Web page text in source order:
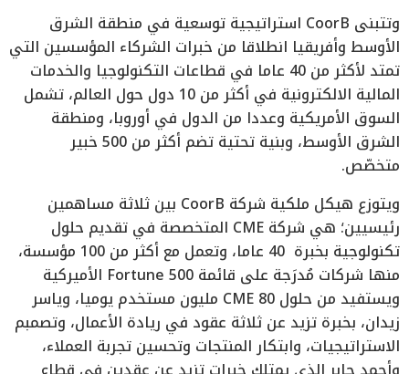
وتتبنى CoorB استراتيجية توسعية في منطقة الشرق
الأوسط وأفريقيا انطلاقا من خبرات الشركاء المؤسسين التي
تمتد لأكثر من 40 عاما في قطاعات التكنولوجيا والخدمات
المالية الالكترونية في أكثر من 10 دول حول العالم، تشمل
السوق الأمريكية وعددا من الدول في أوروبا، ومنطقة
الشرق الأوسط، وبنية تحتية تضم أكثر من 500 خبير
متخصّص.
ويتوزع هيكل ملكية شركة CoorB بين ثلاثة مساهمين
رئيسيين؛ هي شركة CME المتخصصة في تقديم حلول
تكنولوجية بخبرة 40 عاما، وتعمل مع أكثر من 100 مؤسسة،
منها شركات مُدرَجة على قائمة Fortune 500 الأميركية
ويستفيد من حلول CME 80 مليون مستخدم يوميا، وياسر
زيدان، بخبرة تزيد عن ثلاثة عقود في ريادة الأعمال، وتصمبم
الاستراتيجيات، وابتكار المنتجات وتحسين تجربة العملاء،